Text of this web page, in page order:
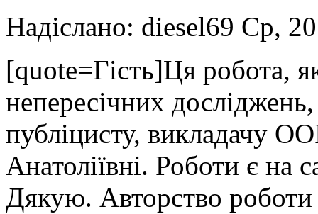
Надіслано: diesel69 Ср,
[quote=Гість]Ця робота,
непересічних
публіцисту, викладачу
Анатоліївні. Роботи є на
Дякую. Авторство роботи